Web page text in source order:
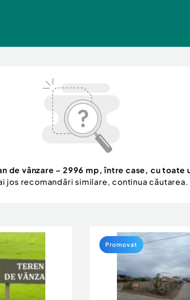
de vânzare – 2996 mp, între case, cu
jos recomandări similare, continua căutarea.
Promovat